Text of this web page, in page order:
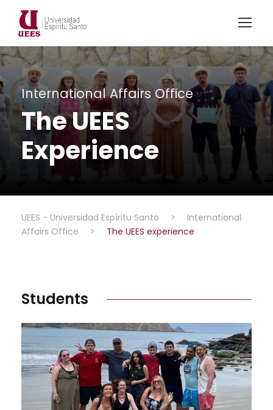
International Affairs Office
The UEES
Experience
UEES - Universidad Espíritu Santo >
International
Affairs Office
> The UEES experience
Students